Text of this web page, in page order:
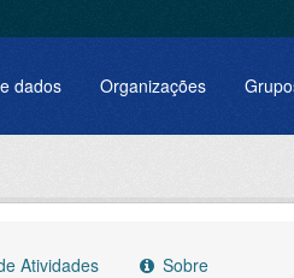
dados Organizações
Atividades Sobre